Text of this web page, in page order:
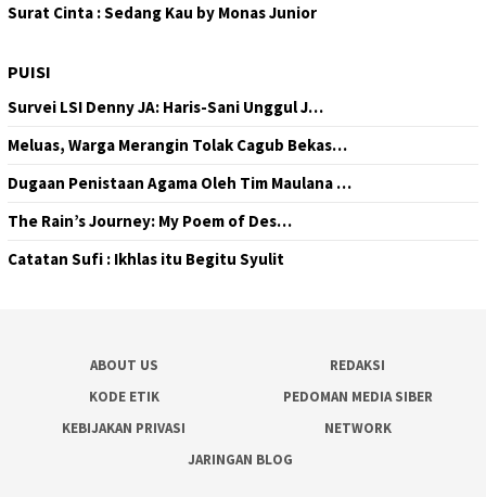
Surat Cinta : Sedang Kau by Monas Junior
PUISI
Survei LSI Denny JA: Haris-Sani Unggul J…
Meluas, Warga Merangin Tolak Cagub Bekas…
Dugaan Penistaan Agama Oleh Tim Maulana …
The Rain’s Journey: My Poem of Des…
Catatan Sufi : Ikhlas itu Begitu Syulit
ABOUT US
REDAKSI
KODE ETIK
PEDOMAN MEDIA SIBER
KEBIJAKAN PRIVASI
NETWORK
JARINGAN BLOG